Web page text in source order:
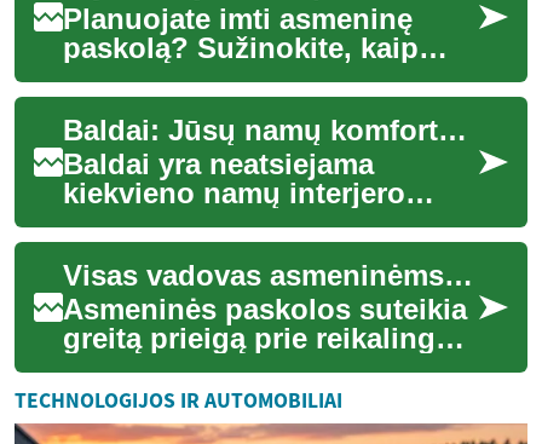
Planuojate imti asmeninę
paskolą? Sužinokite, kaip
veikia užstato
nereikalaujančios paskolos,
ką reiškia fiksuota pal...
Baldai: Jūsų namų komforto ir stiliaus pagrindas
Baldai yra neatsiejama
kiekvieno namų interjero
dalis, suteikianti ne tik
funkcionalumo, bet ir
asmeninio stiliaus iš...
Visas vadovas asmeninėms paskoloms: ką žinoti prieš skolintis
Asmeninės paskolos suteikia
greitą prieigą prie reikalingų
lėšų – nuo nenumatytų
išlaidų padengimo iki namų
atnaujini...
TECHNOLOGIJOS IR AUTOMOBILIAI